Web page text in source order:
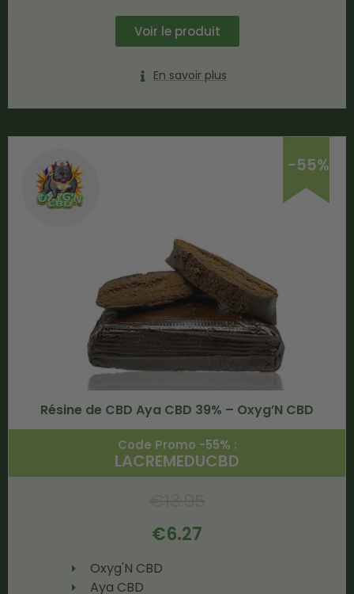
Voir le produit
En savoir plus
-55%
Résine de CBD Aya CBD 39% – Oxyg’N CBD
Code Promo -55% :
LACREMEDUCBD
€6.27
Oxyg'N CBD
Aya CBD